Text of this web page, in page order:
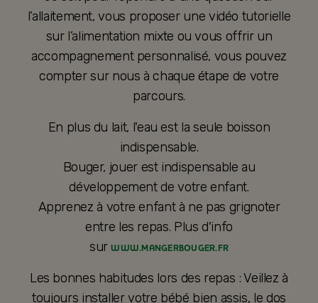
l’allaitement, vous proposer une vidéo tutorielle
sur l’alimentation mixte ou vous offrir un
accompagnement personnalisé, vous pouvez
compter sur nous à chaque étape de votre
parcours.
En plus du lait, l'eau est la seule boisson
indispensable.
Bouger, jouer est indispensable au
développement de votre enfant.
Apprenez à votre enfant à ne pas grignoter
entre les repas. Plus d'info
surWWW.MANGERBOUGER.FR
Les bonnes habitudes lors des repas : Veillez à
toujours installer votre bébé bien assis, le dos